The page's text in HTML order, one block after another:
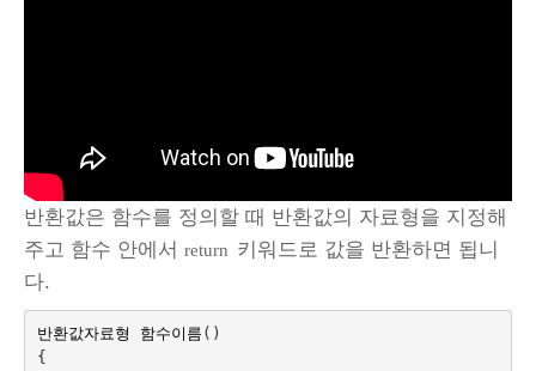
반환값은 함수를 정의할 때 반환값의 자료형을 지정해
주고 함수 안에서 return 키워드로 값을 반환하면 됩니
다.
반환값자료형 함수이름 ()
{